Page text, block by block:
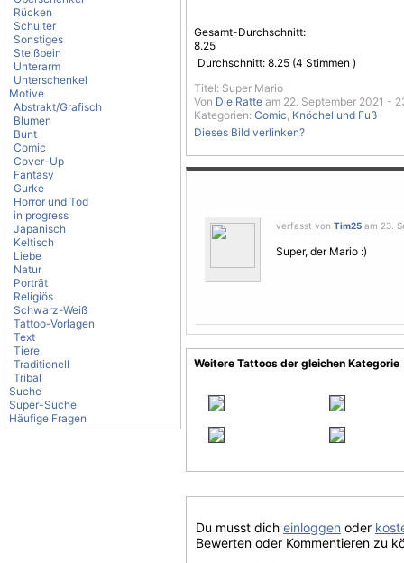
Rücken
Schulter
Sonstiges
Steißbein
Unterarm
Unterschenkel
Motive
Abstrakt/Grafisch
Blumen
Bunt
Comic
Cover-Up
Fantasy
Gurke
Horror und Tod
in progress
Japanisch
Keltisch
Liebe
Natur
Porträt
Religiös
Schwarz-Weiß
Tattoo-Vorlagen
Text
Tiere
Traditionell
Tribal
Suche
Super-Suche
Häufige Fragen
Gesamt-Durchschnitt:
8.25
Durchschnitt: 8.25 (4 Stimmen )
Titel: Super Mario
Von Die Ratte am 22. September 2021 -
Kategorien: Comic, Knöchel und Fuß
Dieses Bild verlinken?
verfasst von Tim25 am 23.
Super, der Mario :)
Weitere Tattoos der gleichen Kategorie
Du musst dich einloggen oder
Bewerten oder Kommentieren zu